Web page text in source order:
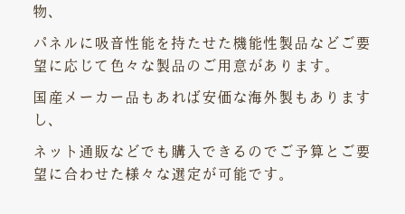
物、
パネルに吸音性能を持たせた機能性製品などご要
望に応じて色々な製品のご用意があります。
国産メーカー品もあれば安価な海外製もあります
し、
ネット通販などでも購入できるのでご予算とご要
望に合わせた様々な選定が可能です。